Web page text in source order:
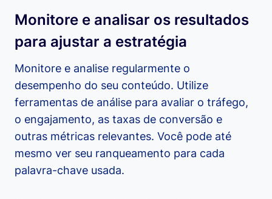
Monitore e analisar os resultados
para ajustar a estratégia
Monitore e analise regularmente o
desempenho do seu conteúdo. Utilize
ferramentas de análise para avaliar o tráfego,
o engajamento, as taxas de conversão e
outras métricas relevantes. Você pode até
mesmo ver seu ranqueamento para cada
palavra-chave usada.